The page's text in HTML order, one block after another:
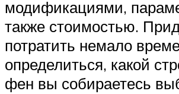
модификациями,
также стоимостью.
потратить немало
определиться, какой
фен вы собираетесь